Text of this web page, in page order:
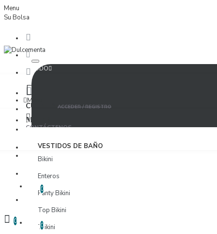
Menu
Su Bolsa
CONTÁCTENOS
TODO
CUENTA ACCEDER / REGISTRO
LISTA DE DESEOS
0
COMPARAR
0
Menu
MUJER
VESTIDOS DE BAÑO
Bikini
Enteros
Panty Bikini
Top Bikini
Trikini
ACCEDER
PROVEEDORES
0